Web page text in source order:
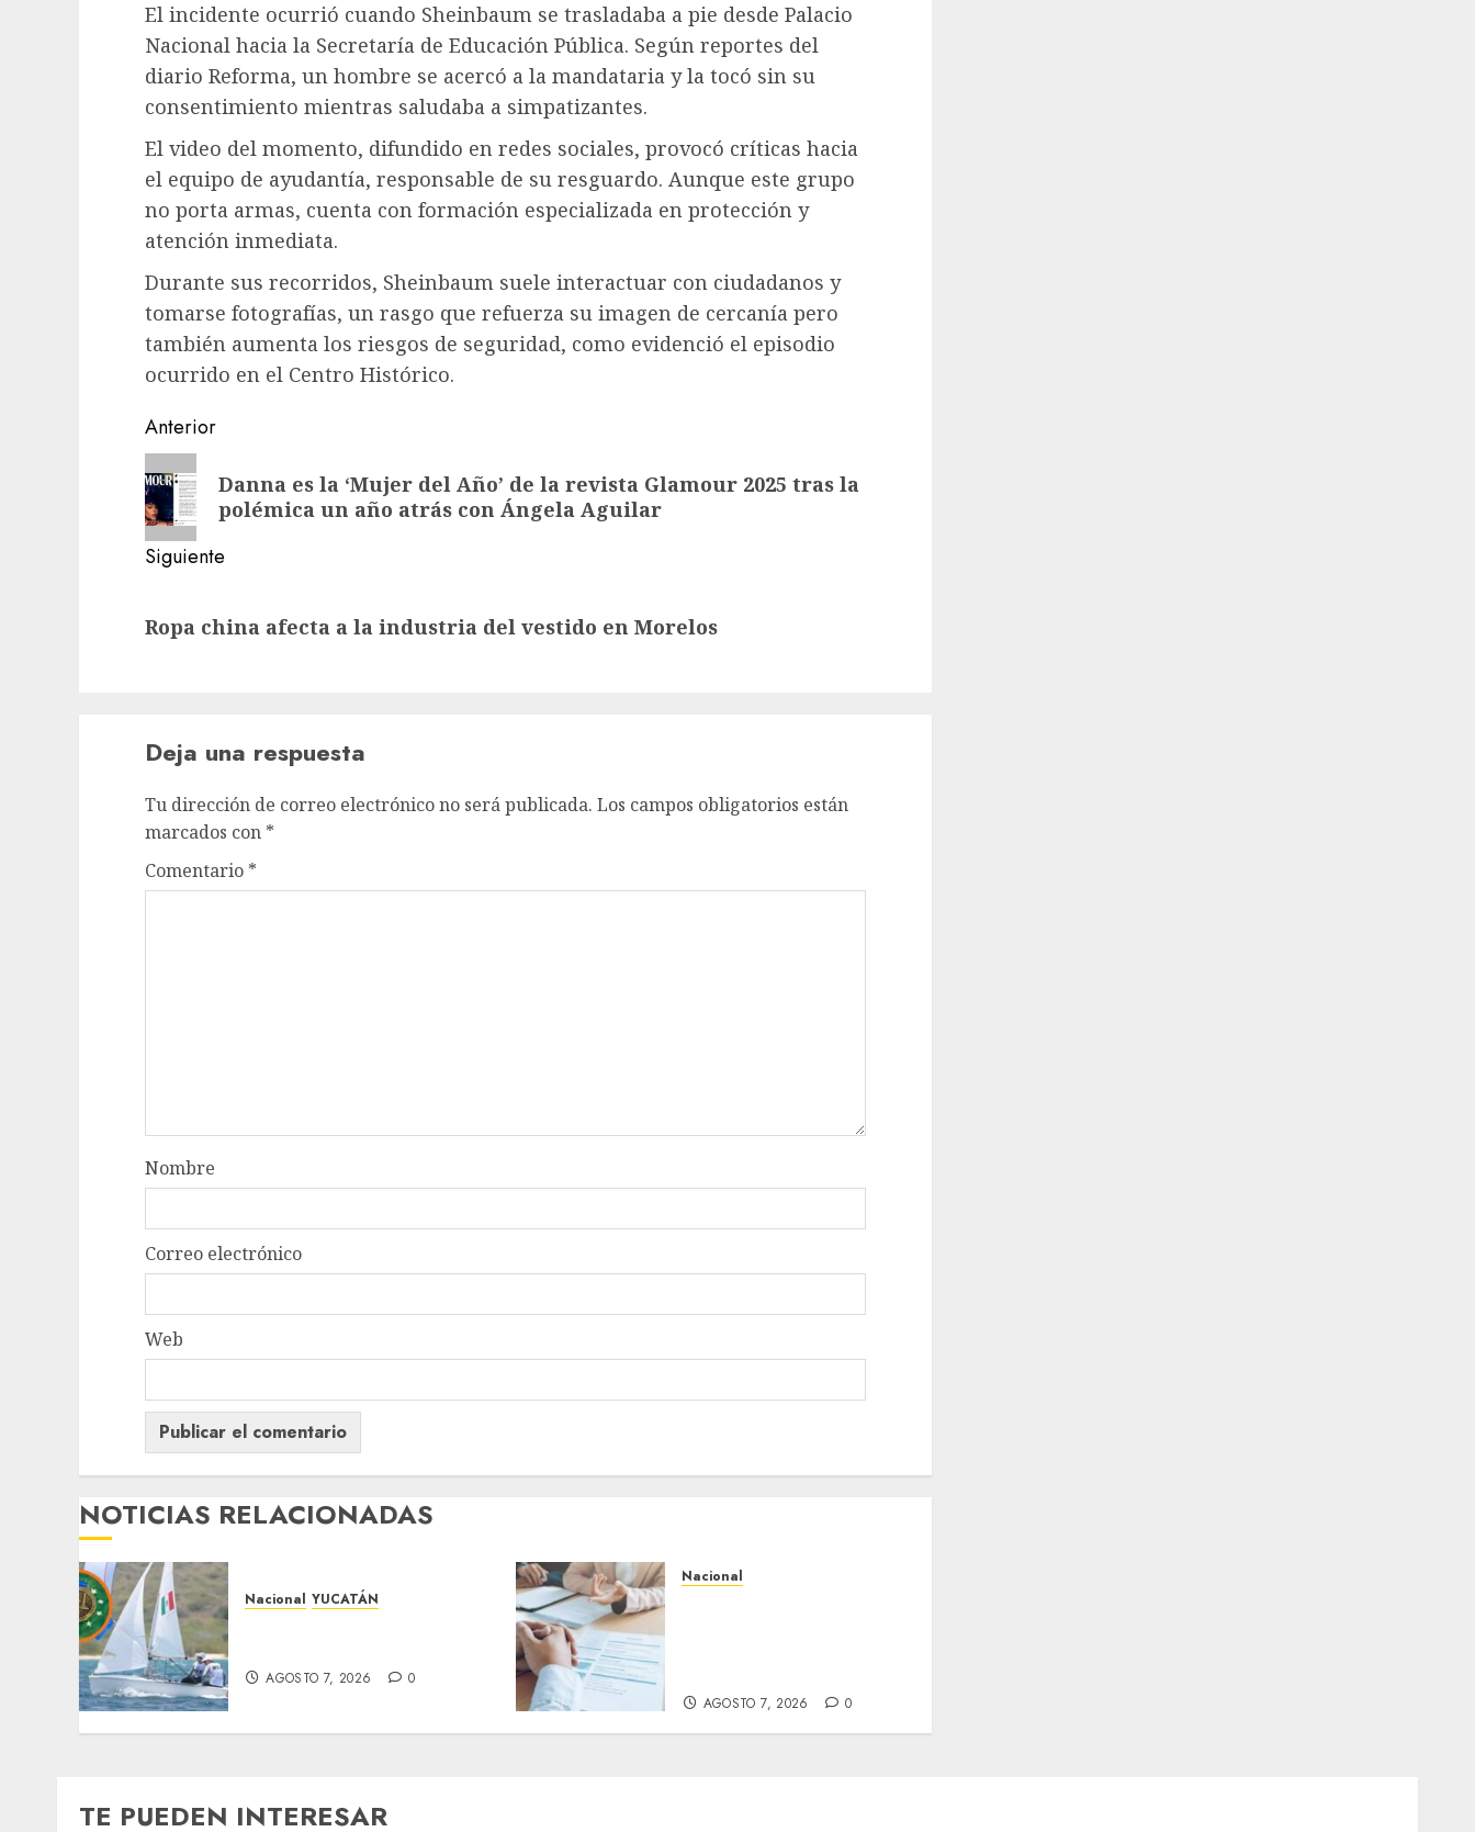
El incidente ocurrió cuando Sheinbaum se trasladaba a pie desde Palacio
Nacional hacia la Secretaría de Educación Pública. Según reportes del
diario Reforma, un hombre se acercó a la mandataria y la tocó sin su
consentimiento mientras saludaba a simpatizantes.
El video del momento, difundido en redes sociales, provocó críticas hacia
el equipo de ayudantía, responsable de su resguardo. Aunque este grupo
no porta armas, cuenta con formación especializada en protección y
atención inmediata.
Durante sus recorridos, Sheinbaum suele interactuar con ciudadanos y
tomarse fotografías, un rasgo que refuerza su imagen de cercanía pero
también aumenta los riesgos de seguridad, como evidenció el episodio
ocurrido en el Centro Histórico.
Navegación
de
entradas
Anterior
Entrada
anterior:Danna es la ‘Mujer del Año’ de la revista Glamour 2025 tras la
polémica un año atrás con Ángela Aguilar
Siguiente
entrada:
Ropa china afecta a la industria del vestido en Morelos
Deja una respuesta
Tu dirección de correo electrónico no será publicada. Los campos obligatorios están
marcados con *
Comentario *
Nombre
Correo electrónico
Web
NOTICIAS RELACIONADAS
Nacional YUCATÁN
AGOSTO 7, 2026 0
Nacional
AGOSTO 7, 2026 0
TE PUEDEN INTERESAR